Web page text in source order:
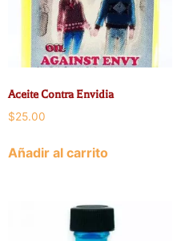
Aceite Contra Envidia
$25.00
Añadir al carrito